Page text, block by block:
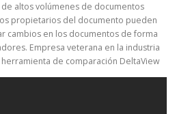
altos volúmenes de documentos
propietarios del documento pueden
cambios en los documentos de forma
Empresa veterana en la industria
de comparación DeltaView